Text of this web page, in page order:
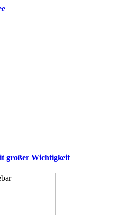
großer Wichtigkeit